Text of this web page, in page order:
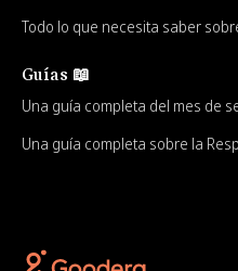
Todo lo que necesita saber
Guías 📖
Una guía completa del mes de
Una guía completa sobre la